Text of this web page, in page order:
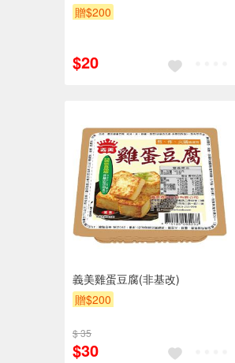
贈$200
$20
義美雞蛋豆腐(非基改)
贈$200
$ 35
$30